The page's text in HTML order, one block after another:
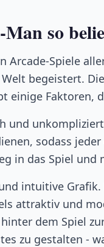
so
Arcade-Spiele
begeistert.
einige Faktoren,
und
sodass
in das Spiel und
intuitive
attraktiv und
dem Spiel
zu gestalten -